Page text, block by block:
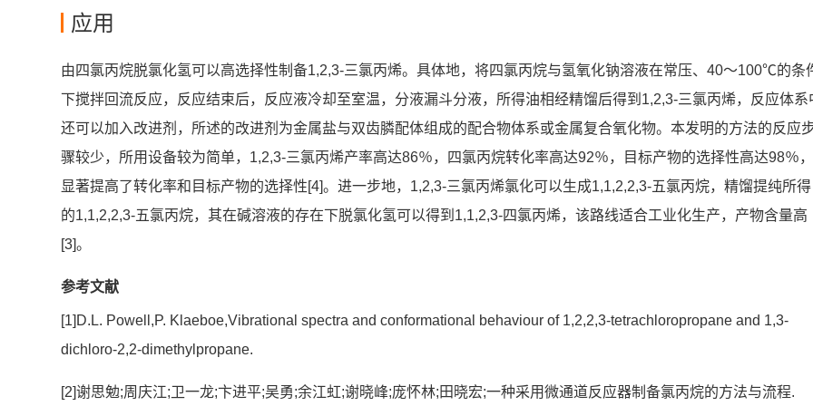
应用
由四氯丙烷脱氯化氢可以高选择性制备1,2,3‑三氯丙烯。具体地，将四氯丙烷与氢氧化钠溶液在常压、40～100℃的条
下搅拌回流反应，反应结束后，反应液冷却至室温，分液漏斗分液，所得油相经精馏后得到1,2,3‑三氯丙烯，反应体系
还可以加入改进剂，所述的改进剂为金属盐与双齿膦配体组成的配合物体系或金属复合氧化物。本发明的方法的反应
骤较少，所用设备较为简单，1,2,3‑三氯丙烯产率高达86％，四氯丙烷转化率高达92％，目标产物的选择性高达98％，
显著提高了转化率和目标产物的选择性[4]。进一步地，1,2,3-三氯丙烯氯化可以生成1,1,2,2,3-五氯丙烷，精馏提纯所得
的1,1,2,2,3-五氯丙烷，其在碱溶液的存在下脱氯化氢可以得到1,1,2,3-四氯丙烯，该路线适合工业化生产，产物含量高
[3]。
参考文献
[1]D.L. Powell,P. Klaeboe,Vibrational spectra and conformational behaviour of 1,2,2,3-tetrachloropropane and 1,3-
dichloro-2,2-dimethylpropane.
[2]谢思勉;周庆江;卫一龙;卞进平;吴勇;余江虹;谢晓峰;庞怀林;田晓宏;一种采用微通道反应器制备氯丙烷的方法与流程.